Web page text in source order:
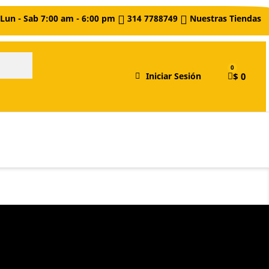
Lun - Sab 7:00 am - 6:00 pm 314 7788749 Nuestras Tiendas
Iniciar Sesión $ 0